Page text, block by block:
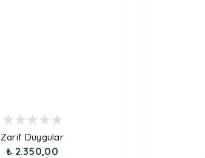
Zarif Duygular
₺ 2.350,00